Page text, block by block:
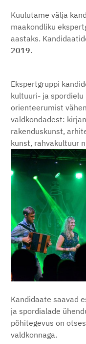
Kuulutame välja
maakondliku
aastaks.
2019.
Ekspertgruppi
kultuuri- ja spordielu
orienteerumist
valdkondadest:
rakenduskunst,
kunst, rahvakultuur
Kandidaate saavad
ja spordialade
põhitegevus on
valdkonnaga.